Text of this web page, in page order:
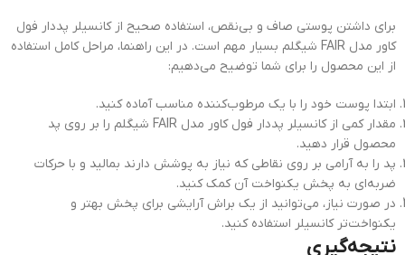
برای داشتن پوستی صاف و بی‌نقص، استفاده صحیح از کانسیلر پددار فول
كاور مدل FAIR شیگلم بسیار مهم است. در این راهنما، مراحل کامل استفاده
از این محصول را برای شما توضیح می‌دهیم:
ابتدا پوست خود را با یک مرطوب‌کننده مناسب آماده کنید.
مقدار کمی از کانسیلر پددار فول کاور مدل FAIR شیگلم را بر روی پد
محصول قرار دهید.
پد را به آرامی بر روی نقاطی که نیاز به پوشش دارند بمالید و با حرکات
ضربه‌ای به پخش یکنواخت آن کمک کنید.
در صورت نیاز، می‌توانید از یک براش آرایشی برای پخش بهتر و
یکنواخت‌تر کانسیلر استفاده کنید.
نتیجه‌گیری